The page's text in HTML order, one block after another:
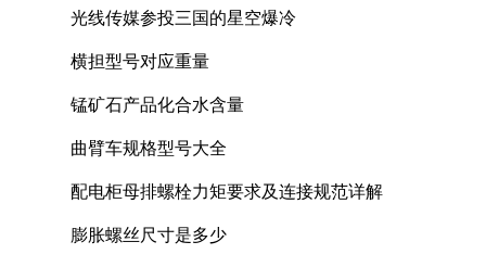
光线传媒参投三国的星空爆冷
横担型号对应重量
锰矿石产品化合水含量
曲臂车规格型号大全
配电柜母排螺栓力矩要求及连接规范详解
膨胀螺丝尺寸是多少